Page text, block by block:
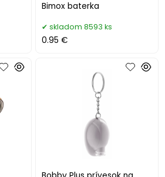
Bimox baterka
skladom 8593 ks
0.95 €